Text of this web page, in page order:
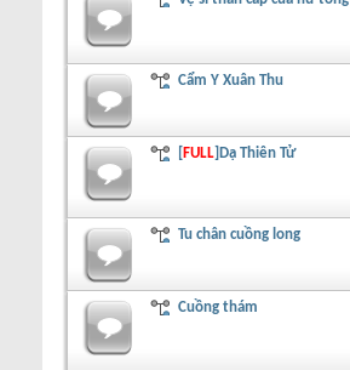
Cẩm Y Xuân Thu
[ FULL]Dạ Thiên Tử
Tu chân cuồng long
Cuồng thám